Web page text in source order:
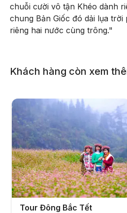
chuỗi cười vô tận Khéo dành
chung Bản Giốc đó dải lụa
riêng hai nước cùng trông."
Khách hàng còn xem
Tour Đông Bắc Tết